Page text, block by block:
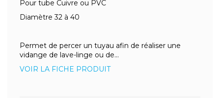
Pour tube Cuivre ou PVC
Diamètre 32 à 40
Permet de percer un tuyau afin de réaliser une
vidange de lave-linge ou de...
VOIR LA FICHE PRODUIT